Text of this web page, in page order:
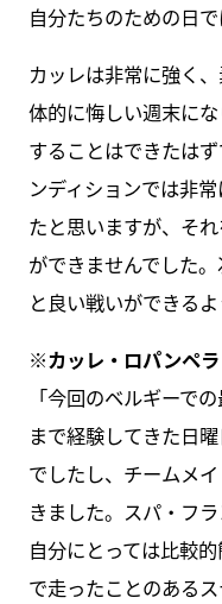
自分たちのための日で
カッレは非常に強く
体的に悔しい週末に
することはできたは
ンディションでは非
たと思いますが、そ
ができませんでした
と良い戦いができる
※カッレ・ロパンペラ
「今回のベルギーで
まで経験してきた日
でしたし、チームメ
きました。スパ・フ
自分にとっては比較
で走ったことのある